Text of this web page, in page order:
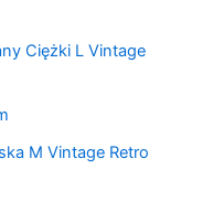
Ciężki L Vintage
M Vintage Retro